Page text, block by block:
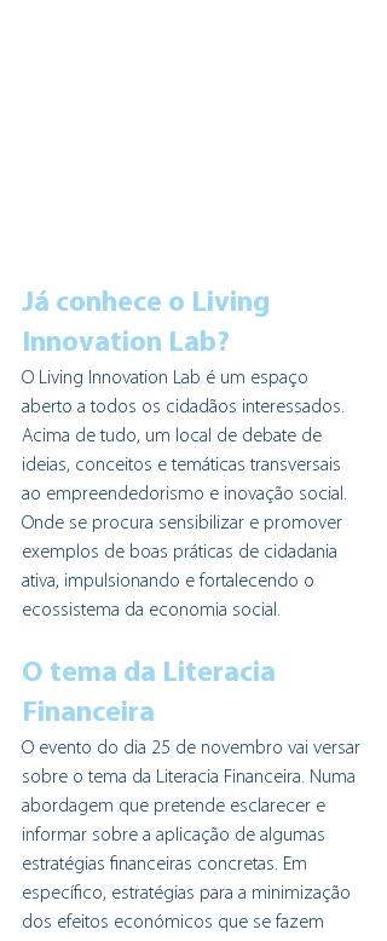
Já conhece o Living
Innovation Lab?
O Living Innovation Lab é um espaço
aberto a todos os cidadãos interessados.
Acima de tudo, um local de debate de
ideias, conceitos e temáticas transversais
ao empreendedorismo e inovação social.
Onde se procura sensibilizar e promover
exemplos de boas práticas de cidadania
ativa, impulsionando e fortalecendo o
ecossistema da economia social.
O tema da Literacia
Financeira
O evento do dia 25 de novembro vai versar
sobre o tema da Literacia Financeira. Numa
abordagem que pretende esclarecer e
informar sobre a aplicação de algumas
estratégias financeiras concretas. Em
específico, estratégias para a minimização
dos efeitos económicos que se fazem